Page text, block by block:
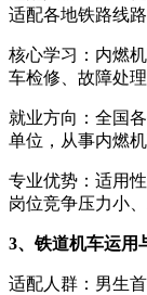
适配各地铁路线
核心学习：内燃
车检修、故障处
就业方向：全国
单位，从事内燃
专业优势：适用
岗位竞争压力小、
3、铁道机车运用
适配人群：男生